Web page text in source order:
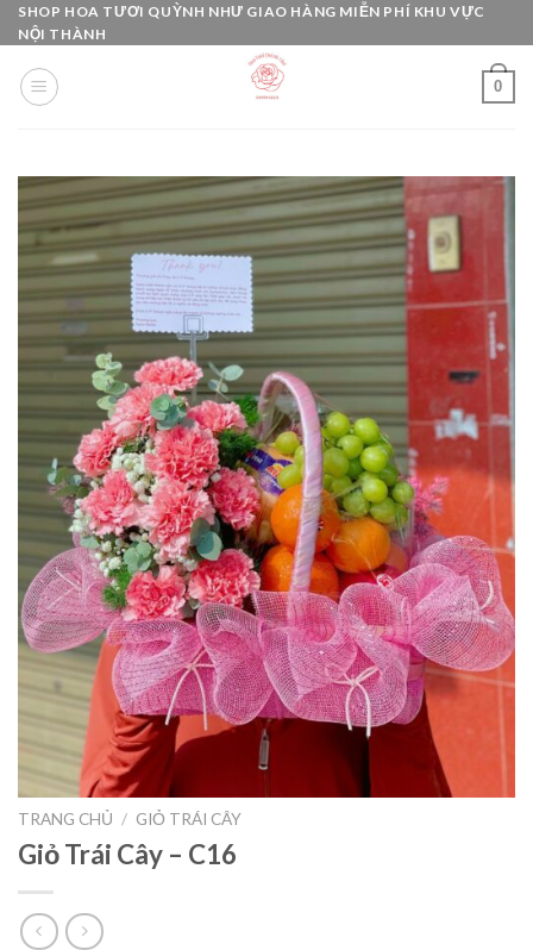
Skip
to
content
SHOP HOA TƯƠI QUỲNH NHƯ GIAO HÀNG MIỄN PHÍ KHU VỰC
NỘI THÀNH
0
TRANG CHỦ / GIỎ TRÁI CÂY
Giỏ Trái Cây – C16